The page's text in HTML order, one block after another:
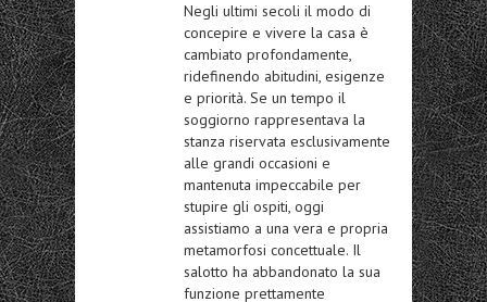
Negli ultimi secoli il modo di
concepire e vivere la casa è
cambiato profondamente,
ridefinendo abitudini, esigenze
e priorità. Se un tempo il
soggiorno rappresentava la
stanza riservata esclusivamente
alle grandi occasioni e
mantenuta impeccabile per
stupire gli ospiti, oggi
assistiamo a una vera e propria
metamorfosi concettuale. Il
salotto ha abbandonato la sua
funzione prettamente